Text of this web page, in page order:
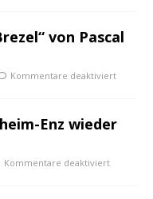
von Pascal
Kommentare deaktiviert
Enz wieder
Kommentare deaktiviert